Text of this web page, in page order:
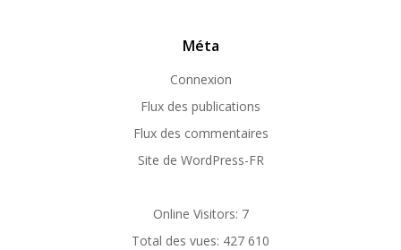
Méta
Connexion
Flux des publications
Flux des commentaires
Site de WordPress-FR
Online Visitors: 7
Total des vues: 427 610